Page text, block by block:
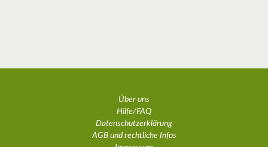
Über uns
Hilfe/FAQ
Datenschutzerklärung
AGB und rechtliche Infos